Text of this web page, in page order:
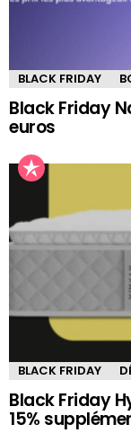
BLACK FRIDAY
Black Friday
euros
BLACK FRIDAY
Black Friday
15%